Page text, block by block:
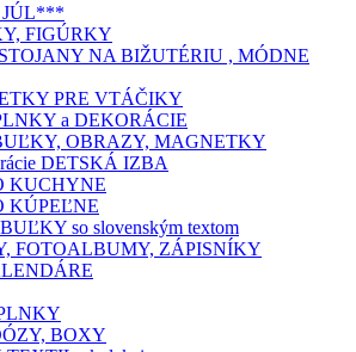
FIGÚRKY
NA BIŽUTÉRIU , MÓDNE
PRE VTÁČIKY
a DEKORÁCIE
OBRAZY, MAGNETKY
DETSKÁ IZBA
KUCHYNE
KÚPEĽNE
so slovenským textom
FOTOALBUMY, ZÁPISNÍKY
BOXY